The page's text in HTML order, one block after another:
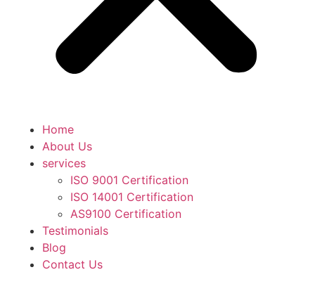
Home
About Us
services
ISO 9001 Certification
ISO 14001 Certification
AS9100 Certification
Testimonials
Blog
Contact Us